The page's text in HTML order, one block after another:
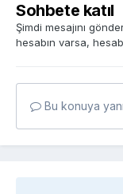
Sohbete katıl
Şimdi mesajını
hesabın varsa,
Bu konuya